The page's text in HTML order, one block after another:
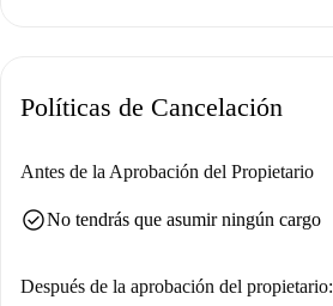
agradable para explorar.
Políticas de Cancelación
Antes de la Aprobación del Propietario
check_circleNo tendrás que asumir ningún cargo
Después de la aprobación del propietario: